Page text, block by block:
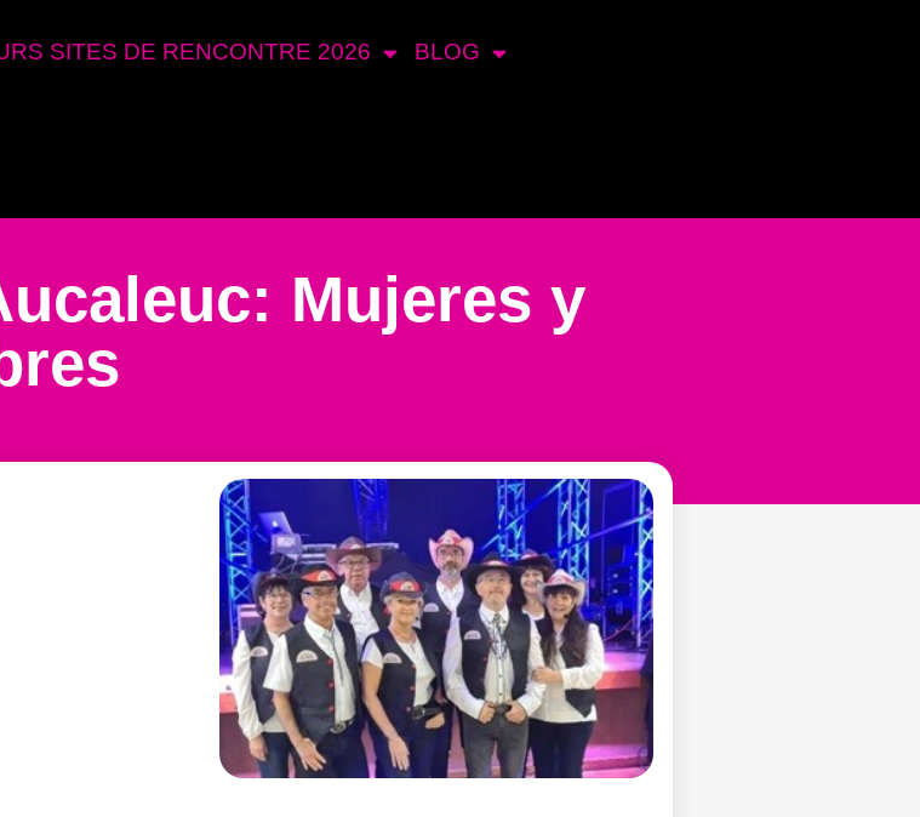
SITES DE RENCONTRE 2026 BLOG
Mujeres y